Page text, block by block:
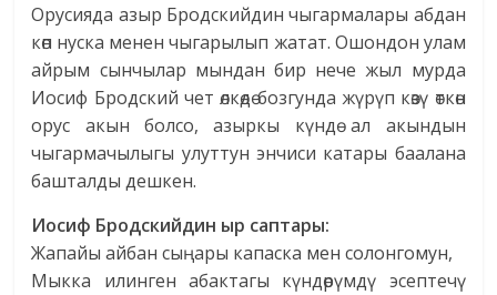
Орусияда азыр Бродскийдин чыгармалары абдан
көп нуска менен чыгарылып жатат. Ошондон улам
айрым сынчылар мындан бир нече жыл мурда
Иосиф Бродский чет өлкөдө бозгунда жүрүп көзү өткөн
орус акын болсо, азыркы күндө ал акындын
чыгармачылыгы улуттун энчиси катары баалана
башталды дешкен.
Иосиф Бродскийдин ыр саптары:
Жапайы айбан сыңары капаска мен солонгомун,
Мыкка илинген абактагы күндөрүмдү эсептечү